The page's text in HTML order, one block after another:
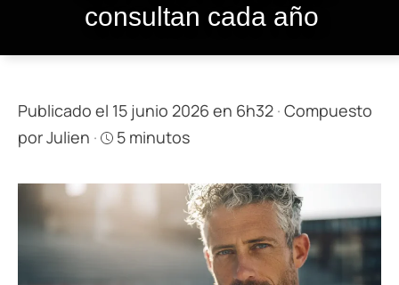
consultan cada año
Publicado el 15 junio 2026 en 6h32 · Compuesto
porJulien · 5 minutos